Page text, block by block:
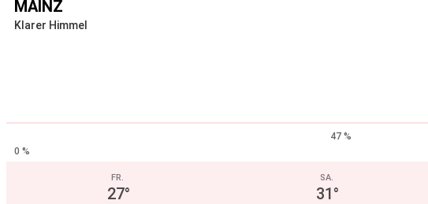
MAINZ
Klarer Himmel
47 %
0 %
FR.
27°
SA.
31°